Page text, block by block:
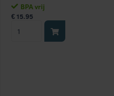
BPA vrij
€ 15.95